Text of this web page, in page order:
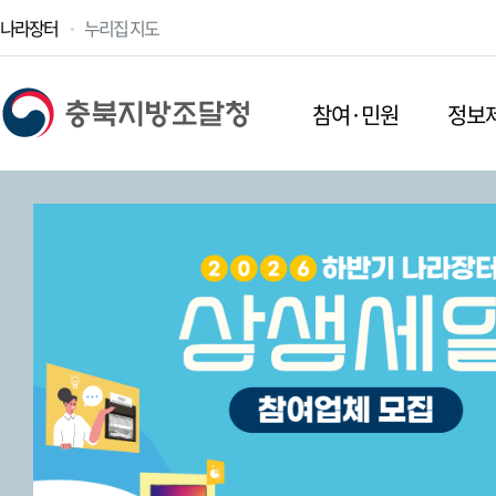
나라장터 누리집 지도
참여·민원 정보